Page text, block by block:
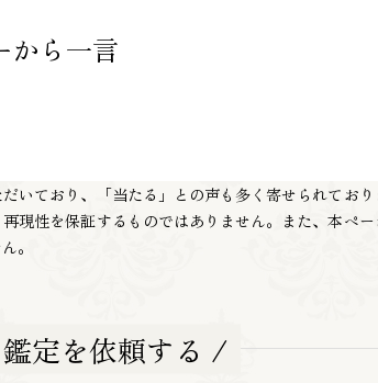
から一言
いており、「当たる」との声も多く寄せられており
現性を保証するものではありません。また、本ペ
。
定を依頼する /